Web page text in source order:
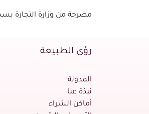
مصرحة من وزارة التجارة بسجل تجاري رقم
رؤى الطبيعة
المدونة
نبذة عنا
أماكن الشراء